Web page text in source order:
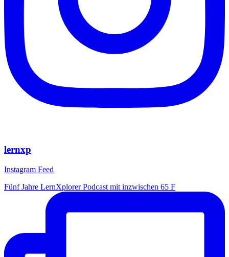
lernxp
Instagram Feed
Fünf Jahre LernXplorer Podcast mit inzwischen 65 F